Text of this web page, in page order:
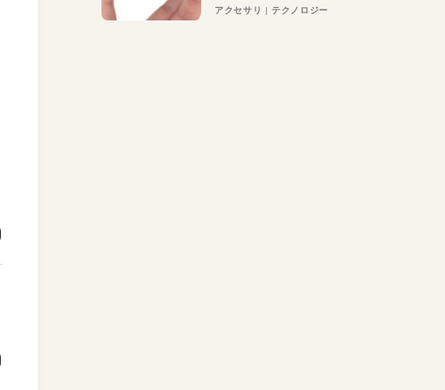
対策
アクセサリ テクノロジー